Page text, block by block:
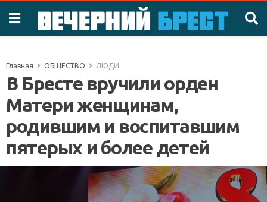
Главная ОБЩЕСТВО ЛЮДИ
В Бресте вручили орден
Матери женщинам,
родившим и воспитавшим
пятерых и более детей